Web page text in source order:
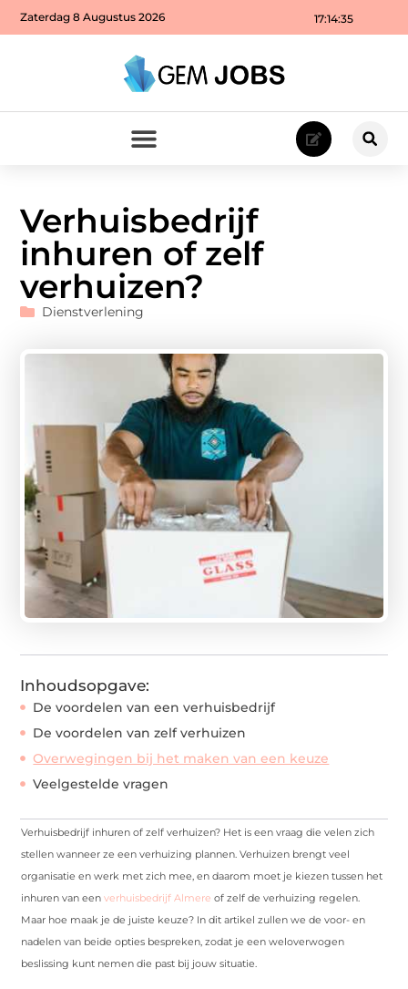
17:14:37
Zaterdag 8 Augustus 2026
Verhuisbedrijf
inhuren of zelf
verhuizen?
Dienstverlening
Inhoudsopgave:
De voordelen van een verhuisbedrijf
De voordelen van zelf verhuizen
Overwegingen bij het maken van een keuze
Veelgestelde vragen
Verhuisbedrijf inhuren of zelf verhuizen? Het is een vraag die velen zich
stellen wanneer ze een verhuizing plannen. Verhuizen brengt veel
organisatie en werk met zich mee, en daarom moet je kiezen tussen het
inhuren van eenverhuisbedrijf Almere of zelf de verhuizing regelen.
Maar hoe maak je de juiste keuze? In dit artikel zullen we de voor- en
nadelen van beide opties bespreken, zodat je een weloverwogen
beslissing kunt nemen die past bij jouw situatie.